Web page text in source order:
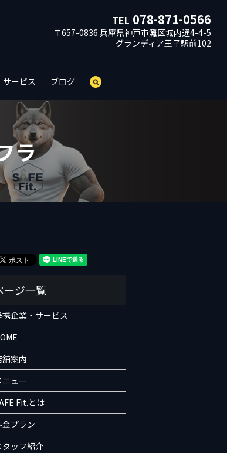
TEL 078-871-0566
〒657-0836 兵庫県神戸市灘区城内通4-4-5
グランディア王子駅前102
サービス ブログ
ラ
携企業・サービス
舗案内
ニュー
Fit.とは
金プラン
タッフ紹介